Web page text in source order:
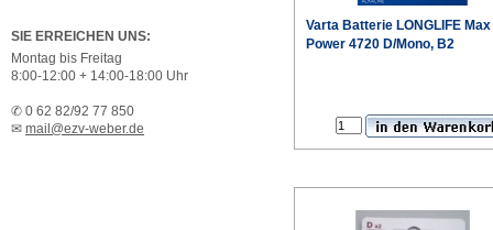
SIE ERREICHEN UNS:
Montag bis Freitag
8:00-12:00 + 14:00-18:00 Uhr
✆ 0 62 82/92 77 850
✉ mail@ezv-weber.de
Varta Batterie LONGLIFE Max
Power 4720 D/Mono, B2